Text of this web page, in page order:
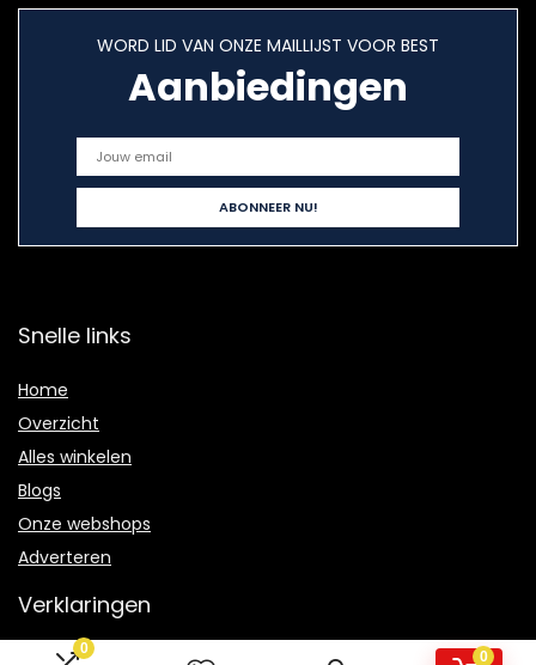
0
0
WORD LID VAN ONZE MAILLIJST VOOR BEST
Aanbiedingen
Snelle links
Home
Overzicht
Alles winkelen
Blogs
Onze webshops
Adverteren
Verklaringen
Privacybeleid